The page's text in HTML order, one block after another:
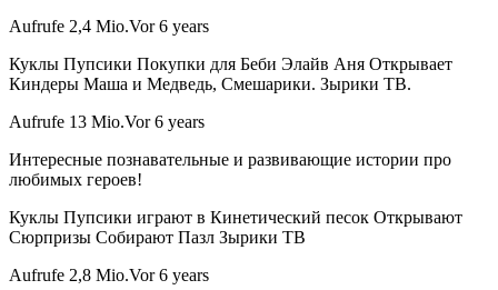
Aufrufe 2,4 Mio.Vor 6 years
Куклы Пупсики Покупки для Беби Элайв Аня Открывает
Киндеры Маша и Медведь, Смешарики. Зырики ТВ.
Aufrufe 13 Mio.Vor 6 years
Интересные познавательные и развивающие истории про
любимых героев!
Куклы Пупсики играют в Кинетический песок Открывают
Сюрпризы Собирают Пазл Зырики ТВ
Aufrufe 2,8 Mio.Vor 6 years